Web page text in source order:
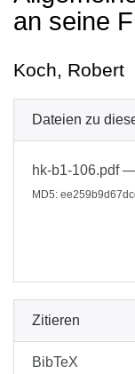
an seine
Koch, Robert
Dateien zu
hk-b1-106.pdf
MD5:
Zitieren
BibTeX